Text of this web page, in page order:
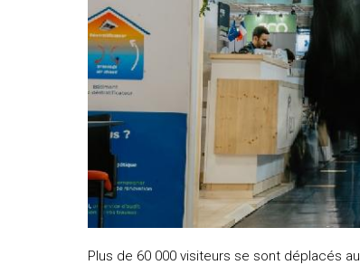
Plus de 60 000 visiteurs se sont déplacés au